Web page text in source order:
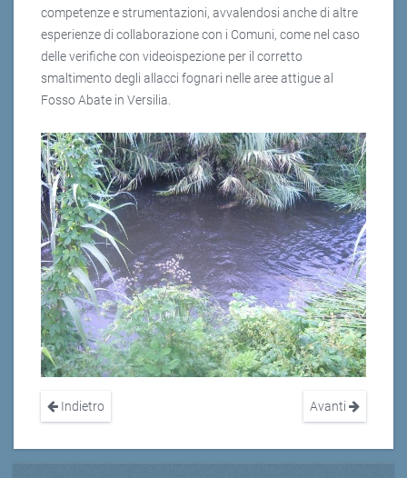
competenze e strumentazioni, avvalendosi anche di altre
esperienze di collaborazione con i Comuni, come nel caso
delle verifiche con videoispezione per il corretto
smaltimento degli allacci fognari nelle aree attigue al
Fosso Abate in Versilia.
Indietro Avanti